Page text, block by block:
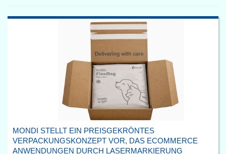
MONDI STELLT EIN PREISGEKRÖNTES
VERPACKUNGSKONZEPT VOR, DAS ECOMMERCE
ANWENDUNGEN DURCH LASERMARKIERUNG